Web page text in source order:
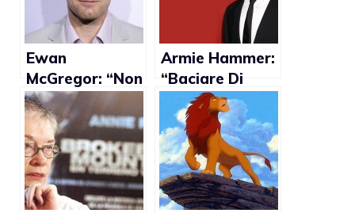
Ewan
McGregor: “Non
ho paura di
interpetare un
gay al cinema”
Armie Hammer:
“Baciare Di
Caprio sul set
non è stato
bizzarro”